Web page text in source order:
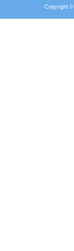
Copyright ©